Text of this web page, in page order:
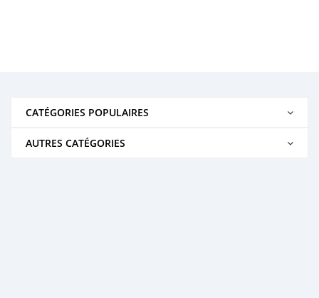
CATÉGORIES POPULAIRES
AUTRES CATÉGORIES